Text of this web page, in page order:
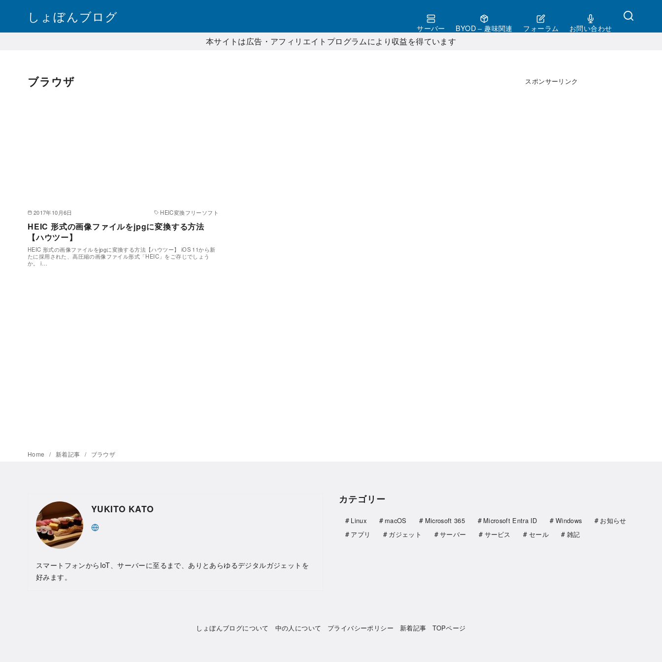
テ
しょぼんブログ
サーバー BYOD – 趣味関連 フォーラム お問い合わせ
本サイトは広告・アフィリエイトプログラムにより収益を得ています
ブラウザ
2017年10月6日 HEIC変換フリーソフト
HEIC 形式の画像ファイルをjpgに変換する方法
【ハウツー】
HEIC 形式の画像ファイルをjpgに変換する方法【ハウツー】 iOS 11から新
たに採用された、高圧縮の画像ファイル形式「HEIC」をご存じでしょう
か。 i…
スポンサーリンク
Home 新着記事 ブラウザ
YUKITO KATO
スマートフォンからIoT、サーバーに至るまで、ありとあらゆるデジタルガジェットを
好みます。
カテゴリー
Linux macOS Microsoft 365 Microsoft Entra ID Windows
お知らせ
アプリ
ガジェット サーバー サービス セール 雑記
しょぼんブログについて 中の人について プライバシーポリシー 新着記事 TOPページ